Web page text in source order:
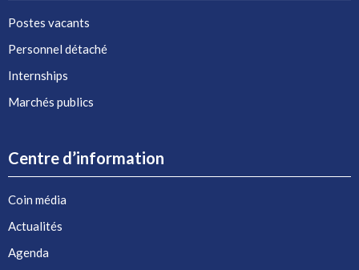
Postes vacants
Personnel détaché
Internships
Marchés publics
Centre d’information
Coin média
Actualités
Agenda